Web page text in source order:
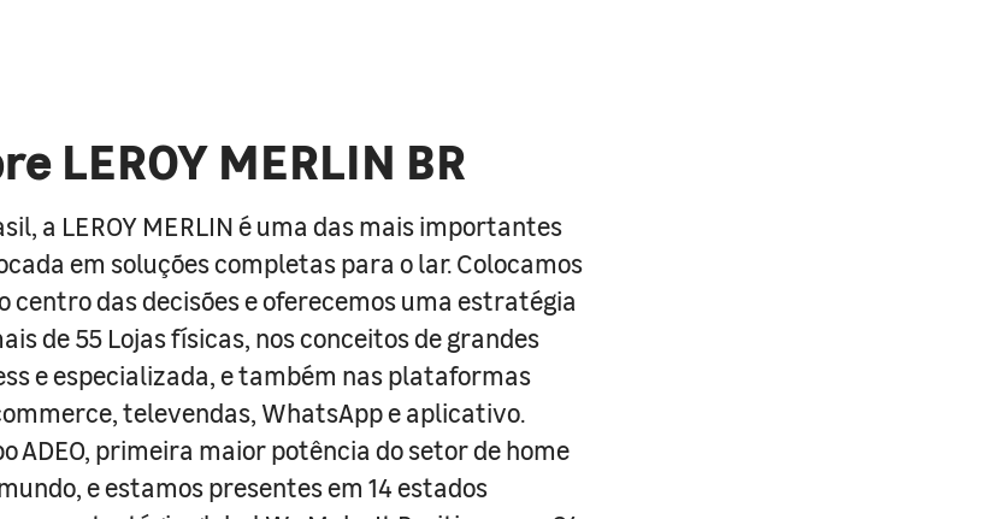
LEROY MERLIN BR
a LEROY MERLIN é uma das mais importantes
em soluções completas para o lar. Colocamos
centro das decisões e oferecemos uma estratégia
de 55 Lojas físicas, nos conceitos de grandes
e especializada, e também nas plataformas
televendas, WhatsApp e aplicativo.
ADEO, primeira maior potência do setor de home
e estamos presentes em 14 estados